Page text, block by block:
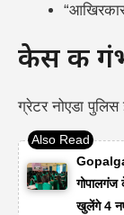
केस की
ग्रेटर नोएडा
गोपालगंज
खुलेंगे 4